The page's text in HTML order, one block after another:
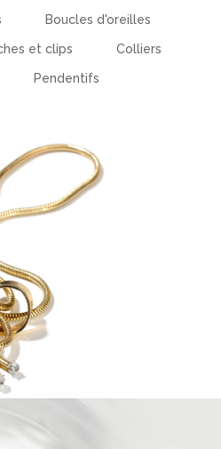
Boucles d'oreilles
et clips Colliers
Pendentifs